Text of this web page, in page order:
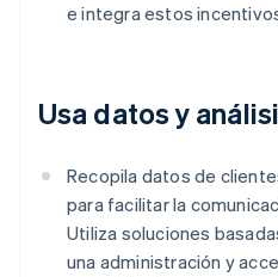
e integra estos
Usa datos y
Recopila datos de
para facilitar la
Utiliza soluciones
una administración y